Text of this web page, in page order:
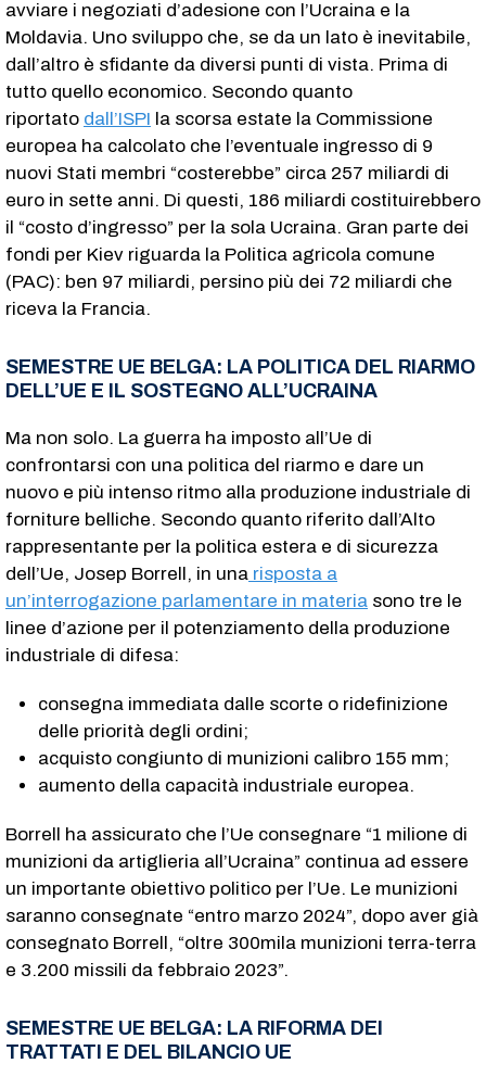
avviare i negoziati d’adesione con l’Ucraina e la
Moldavia. Uno sviluppo che, se da un lato è inevitabile,
dall’altro è sfidante da diversi punti di vista. Prima di
tutto quello economico. Secondo quanto
riportato dall’ISPI la scorsa estate la Commissione
europea ha calcolato che l’eventuale ingresso di 9
nuovi Stati membri “costerebbe” circa 257 miliardi di
euro in sette anni. Di questi, 186 miliardi costituirebbero
il “costo d’ingresso” per la sola Ucraina. Gran parte dei
fondi per Kiev riguarda la Politica agricola comune
(PAC): ben 97 miliardi, persino più dei 72 miliardi che
riceva la Francia.
SEMESTRE UE BELGA: LA POLITICA DEL RIARMO
DELL’UE E IL SOSTEGNO ALL’UCRAINA
Ma non solo. La guerra ha imposto all’Ue di
confrontarsi con una politica del riarmo e dare un
nuovo e più intenso ritmo alla produzione industriale di
forniture belliche. Secondo quanto riferito dall’Alto
rappresentante per la politica estera e di sicurezza
dell’Ue, Josep Borrell, in una risposta a
un’interrogazione parlamentare in materia sono tre le
linee d’azione per il potenziamento della produzione
industriale di difesa:
consegna immediata dalle scorte o ridefinizione
delle priorità degli ordini;
acquisto congiunto di munizioni calibro 155 mm;
aumento della capacità industriale europea.
Borrell ha assicurato che l’Ue consegnare “1 milione di
munizioni da artiglieria all’Ucraina” continua ad essere
un importante obiettivo politico per l’Ue. Le munizioni
saranno consegnate “entro marzo 2024”, dopo aver già
consegnato Borrell, “oltre 300mila munizioni terra-terra
e 3.200 missili da febbraio 2023”.
SEMESTRE UE BELGA: LA RIFORMA DEI
TRATTATI E DEL BILANCIO UE